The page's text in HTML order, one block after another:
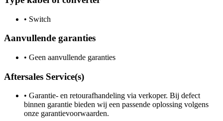
• Switch
Aanvullende garanties
• Geen aanvullende garanties
Aftersales Service(s)
• Garantie- en retourafhandeling via verkoper. Bij defect
binnen garantie bieden wij een passende oplossing volgens
onze garantievoorwaarden.